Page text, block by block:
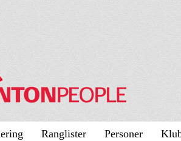
Ranglister Personer